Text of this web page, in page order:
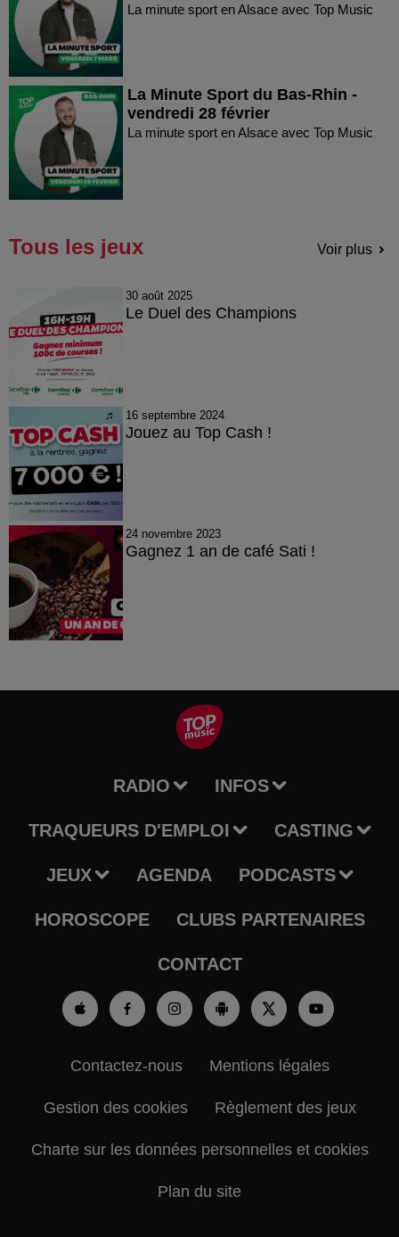
La minute sport en Alsace avec Top Music
La Minute Sport du Bas-Rhin -
vendredi 28 février
La minute sport en Alsace avec Top Music
Tous les jeux Voir plus
30 août 2025
Le Duel des Champions
16 septembre 2024
Jouez au Top Cash !
24 novembre 2023
Gagnez 1 an de café Sati !
RADIO INFOS
TRAQUEURS D'EMPLOI CASTING
JEUX AGENDA PODCASTS
HOROSCOPE CLUBS PARTENAIRES
CONTACT
Contactez-nous Mentions légales
Gestion des cookies Règlement des jeux
Charte sur les données personnelles et cookies
Plan du site